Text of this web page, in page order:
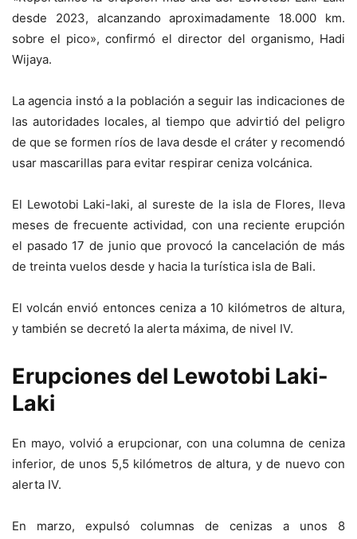
desde 2023, alcanzando aproximadamente 18.000 km.
sobre el pico», confirmó el director del organismo, Hadi
Wijaya.
La agencia instó a la población a seguir las indicaciones de
las autoridades locales, al tiempo que advirtió del peligro
de que se formen ríos de lava desde el cráter y recomendó
usar mascarillas para evitar respirar ceniza volcánica.
El Lewotobi Laki-laki, al sureste de la isla de Flores, lleva
meses de frecuente actividad, con una reciente erupción
el pasado 17 de junio que provocó la cancelación de más
de treinta vuelos desde y hacia la turística isla de Bali.
El volcán envió entonces ceniza a 10 kilómetros de altura,
y también se decretó la alerta máxima, de nivel IV.
Erupciones del Lewotobi Laki-
Laki
En mayo, volvió a erupcionar, con una columna de ceniza
inferior, de unos 5,5 kilómetros de altura, y de nuevo con
alerta IV.
En marzo, expulsó columnas de cenizas a unos 8